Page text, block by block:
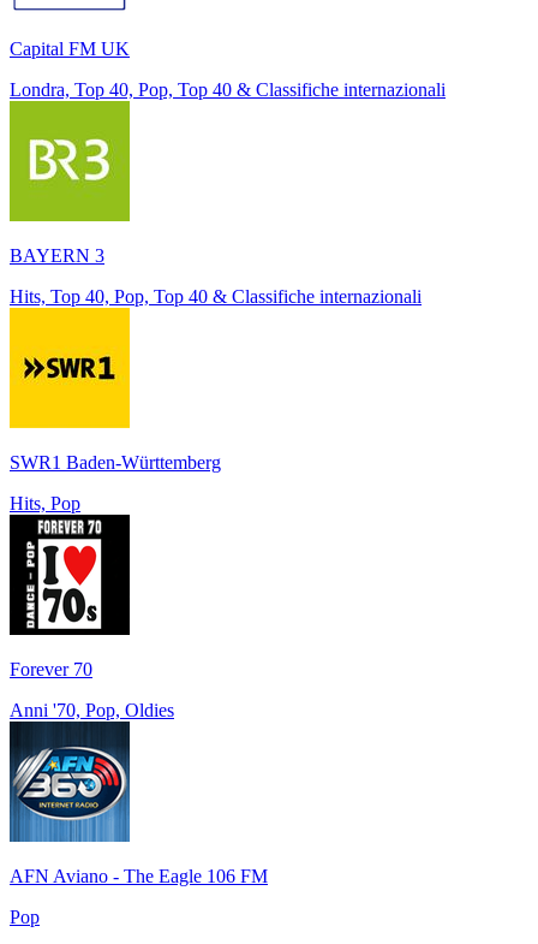
Capital FM UK
Londra, Top 40, Pop, Top 40 & Classifiche internazionali
BAYERN 3
Hits, Top 40, Pop, Top 40 & Classifiche internazionali
SWR1 Baden-Württemberg
Hits, Pop
Forever 70
Anni '70, Pop, Oldies
AFN Aviano - The Eagle 106 FM
Pop